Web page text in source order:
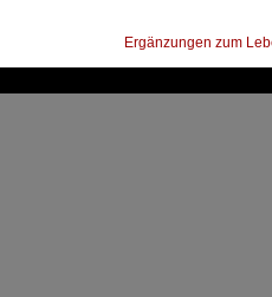
Ergänzungen zum